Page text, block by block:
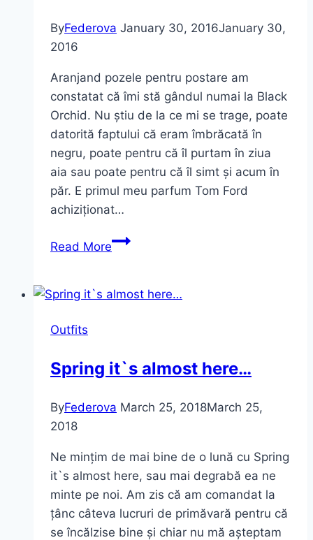
ByFederova January 30, 2016January 30,
2016
Aranjand pozele pentru postare am
constatat că îmi stă gândul numai la Black
Orchid. Nu știu de la ce mi se trage, poate
datorită faptului că eram îmbrăcată în
negru, poate pentru că îl purtam în ziua
aia sau poate pentru că îl simt și acum în
păr. E primul meu parfum Tom Ford
achiziționat…
Read MoreBlack
Outfits
Spring it`s almost here…
ByFederova March 25, 2018March 25,
2018
Ne mințim de mai bine de o lună cu Spring
it`s almost here, sau mai degrabă ea ne
minte pe noi. Am zis că am comandat la
țânc câteva lucruri de primăvară pentru că
se încălzise bine și chiar nu mă așteptam